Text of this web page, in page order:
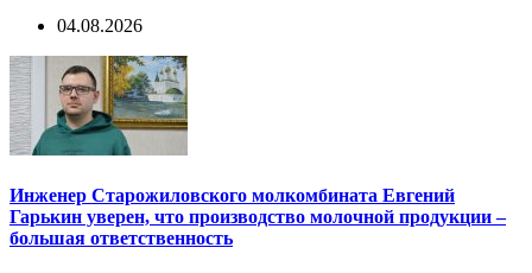
04.08.2026
Инженер Старожиловского молкомбината Евгений
Гарькин уверен, что производство молочной продукции –
большая ответственность